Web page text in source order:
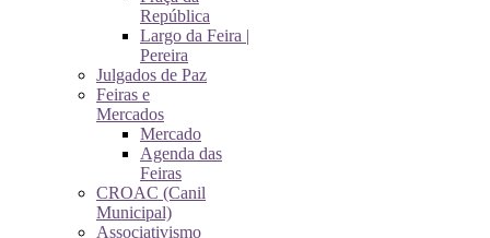
República
Largo da Feira |
Pereira
Julgados de Paz
Feiras e
Mercados
Mercado
Agenda das
Feiras
CROAC (Canil
Municipal)
Associativismo